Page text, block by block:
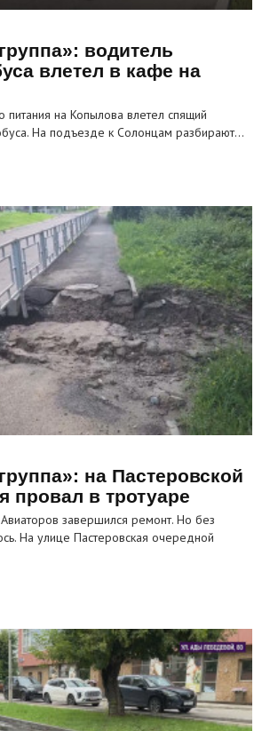
водитель
влетел в кафе на
питания на Копылова влетел спящий
На подъезде к Солонцам разбирают…
на Пастеровской
провал в тротуаре
завершился ремонт. Но без
На улице Пастеровская очередной